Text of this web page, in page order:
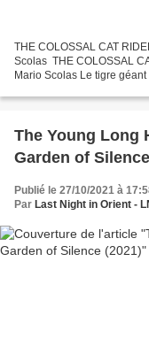
THE COLOSSAL CAT
Scolas THE COLOSSAL
Mario Scolas Le tigre
The Young Long
Garden of
Publié le 27/10/2021 à
Par Last Night in Orient -